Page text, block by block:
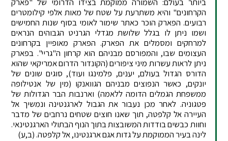
ביותר בעולם: השמורה ממוקמת בצידו הדרומי של "פארק
הקרחונים" והיא משתרעת על שטח של מאות אלפי קילומטרים
רבועים. הפארק הוכר כאתר שימור לאומי בסוף שנות החמישים
ושמו ניתן לו בגלל שלושת מגדלי הגרניט הגבוהים הנראים
למרחקים ומסמלים את הפארק. הפארק מאופיין בקרחונים
העצומים שבו, והמפורסם מבניהם הוא קרחון ה"גריי". בפארק
ניתן לראות עשרות מיני ציפורים (הקונדור הדרום אמריקאי שהוא
הדורס הגדול בעולם, יענים, פלמינגו ועוד), סוגים שונים של
יונקים, כאשר הנפוצים מבניהם הגוואנקו (מין של אנטילופה
ממשפחת הגמלים הדומה ללאמה) וארנבות הבר הגדולות של
פטגוניה. לאחר מכן נעבור את הגבול לארגנטינה ונמשיך אל
העיירה אל קלפטה, תוך שאנו חוצים שטחים נרחבים של מדבר
וחוות כבשים בודדות המשובצות בתוך הנוף הבתולי הארגנטינאי.
לינה בעיר הממוקמת על גדות אגם ארגנטינו, אל קלפטה. (ב,ע)